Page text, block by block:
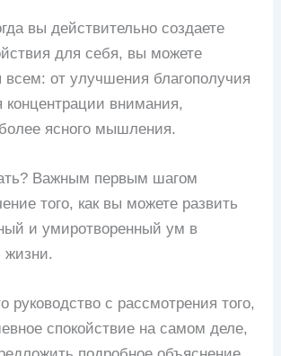
вы действительно создаете
для себя, вы можете
всем: от улучшения благополучия
внимания,
ясного мышления.
Важным первым шагом
того, как вы можете развить
и умиротворенный ум в
жизни.
руководство с рассмотрения того,
спокойствие на самом деле,